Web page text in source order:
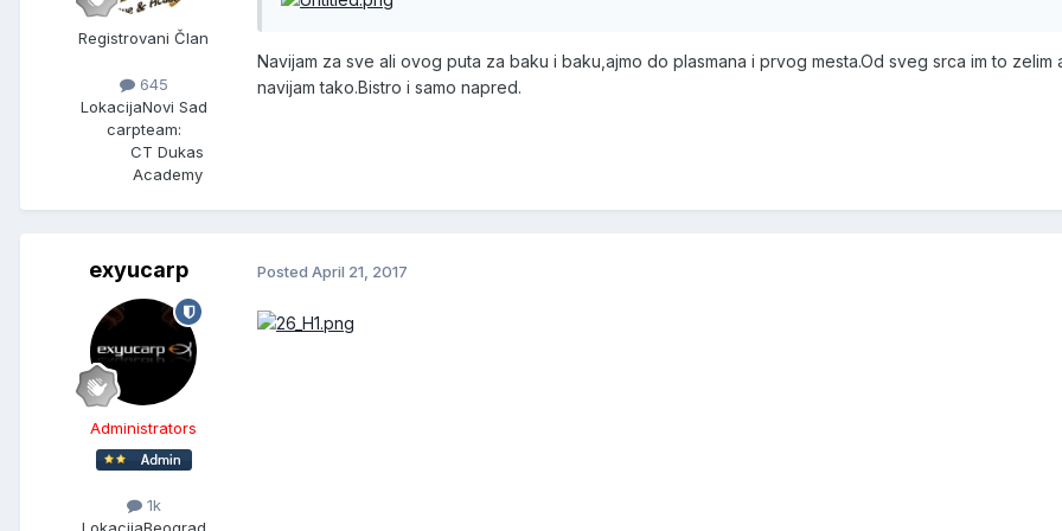
Registrovani Član
645
LokacijaNovi Sad
carpteam:
CT Dukas
Academy
Navijam za sve ali ovog puta za baku i baku,ajmo do plasmana i prvog mesta.Od sveg srca im to
navijam tako.Bistro i samo napred.
exyucarp
Administrators
1k
Posted April 21, 2017